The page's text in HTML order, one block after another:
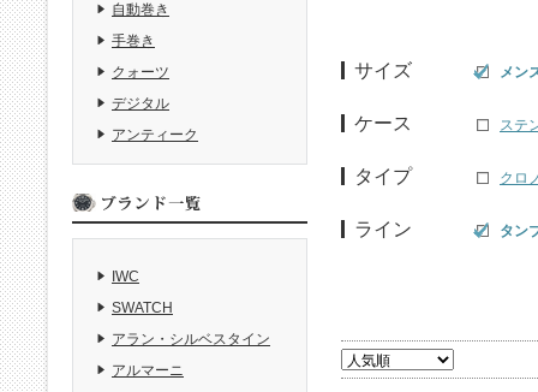
サイズ メン
ケース ステ
タイプ クロ
ライン タン
自動巻き
手巻き
クォーツ
デジタル
アンティーク
IWC
SWATCH
アラン・シルベスタイン
アルマーニ